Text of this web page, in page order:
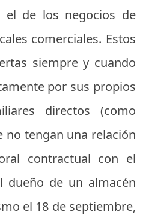
el de los negocios de
comerciales. Estos
siempre y cuando
por sus propios
directos (como
no tengan una relación
contractual con el
dueño de un almacén
el 18 de septiembre,